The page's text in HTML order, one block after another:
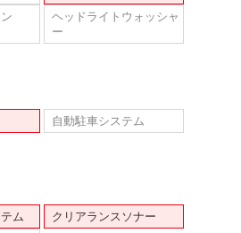
ヘッドライトウォッシャ
ー
自動駐車システム
ム
クリアランスソナー